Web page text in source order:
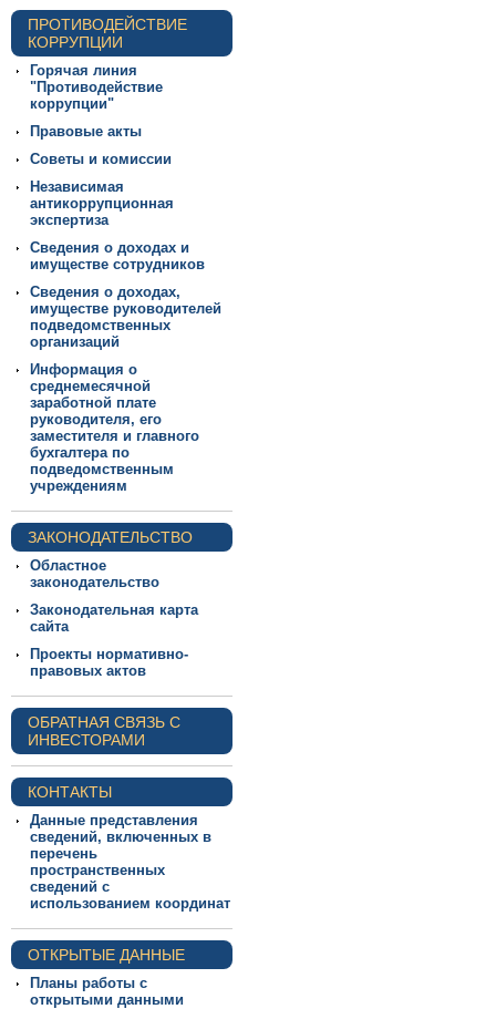
ПРОТИВОДЕЙСТВИЕ
КОРРУПЦИИ
Горячая линия
"Противодействие
коррупции"
Правовые акты
Советы и комиссии
Независимая
антикоррупционная
экспертиза
Сведения о доходах и
имуществе сотрудников
Сведения о доходах,
имуществе руководителей
подведомственных
организаций
Информация о
среднемесячной
заработной плате
руководителя, его
заместителя и главного
бухгалтера по
подведомственным
учреждениям
ЗАКОНОДАТЕЛЬСТВО
Областное
законодательство
Законодательная карта
сайта
Проекты нормативно-
правовых актов
ОБРАТНАЯ СВЯЗЬ С
ИНВЕСТОРАМИ
КОНТАКТЫ
Данные представления
сведений, включенных в
перечень
пространственных
сведений с
использованием координат
ОТКРЫТЫЕ ДАННЫЕ
Планы работы с
открытыми данными